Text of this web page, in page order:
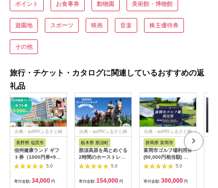
ポイント お食事券 動物園 美術館・博物館
遊園地 スポーツ 映画 音楽 株主優待券
その他
旅行・チケット・カタログに関連しているおすすめの返
礼品
出典：auPAYふるさと納
長野県 塩尻市
信州健康ランド ギフ
ト券（1000円券×9
枚） | 信州健康ランド
サウナ 大浴場 ボディ
ケア リラクゼーショ
ン 施設 宿泊 家族連れ
5.0
寄付金額: 34,000 円
出典：auPAYふるさと納
栃木県 那須町
那須高原を馬とめぐる
2時間のホーストレッ
キング 外乗ペア利用
券【平日限定】チケッ
ト 利用券 ペア 体験
乗馬 初心者歓迎〔P-
5.0
寄付金額: 154,000 円
出典：auPAYふるさと納
群馬県 富岡市
富岡市ゴルフ場利用券
(90,000円相当額) ゴ
ルフ チケット 平日 土
日 祝日 プレー券 関東
群馬県 首都圏 F20E-
350
5.0
寄付金額: 300,000 円